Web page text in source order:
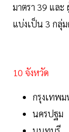
มาตรา 39 แล
แบ่งเป็น 3 กลุ่
10 จังหวัด
กรุงเทพ
นครปฐม